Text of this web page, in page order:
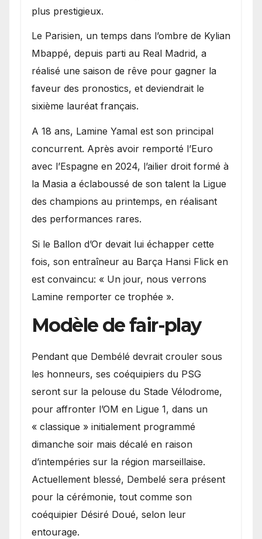
plus prestigieux.
Le Parisien, un temps dans l’ombre de Kylian
Mbappé, depuis parti au Real Madrid, a
réalisé une saison de rêve pour gagner la
faveur des pronostics, et deviendrait le
sixième lauréat français.
A 18 ans, Lamine Yamal est son principal
concurrent. Après avoir remporté l’Euro
avec l’Espagne en 2024, l’ailier droit formé à
la Masia a éclaboussé de son talent la Ligue
des champions au printemps, en réalisant
des performances rares.
Si le Ballon d’Or devait lui échapper cette
fois, son entraîneur au Barça Hansi Flick en
est convaincu: « Un jour, nous verrons
Lamine remporter ce trophée ».
Modèle de fair-play
Pendant que Dembélé devrait crouler sous
les honneurs, ses coéquipiers du PSG
seront sur la pelouse du Stade Vélodrome,
pour affronter l’OM en Ligue 1, dans un
« classique » initialement programmé
dimanche soir mais décalé en raison
d’intempéries sur la région marseillaise.
Actuellement blessé, Dembelé sera présent
pour la cérémonie, tout comme son
coéquipier Désiré Doué, selon leur
entourage.